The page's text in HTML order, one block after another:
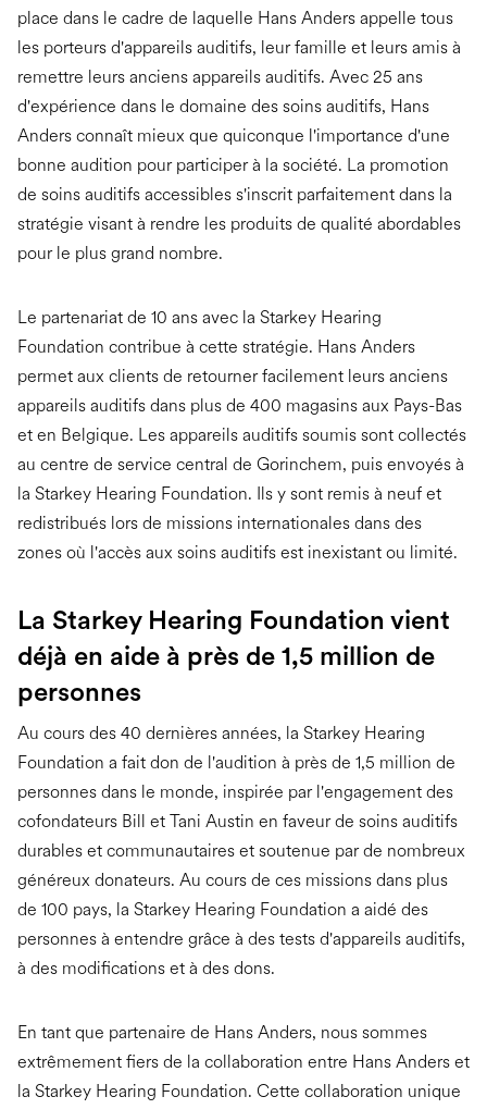
place dans le cadre de laquelle Hans Anders appelle tous
les porteurs d'appareils auditifs, leur famille et leurs amis à
remettre leurs anciens appareils auditifs. Avec 25 ans
d'expérience dans le domaine des soins auditifs, Hans
Anders connaît mieux que quiconque l'importance d'une
bonne audition pour participer à la société. La promotion
de soins auditifs accessibles s'inscrit parfaitement dans la
stratégie visant à rendre les produits de qualité abordables
pour le plus grand nombre.
Le partenariat de 10 ans avec la Starkey Hearing
Foundation contribue à cette stratégie. Hans Anders
permet aux clients de retourner facilement leurs anciens
appareils auditifs dans plus de 400 magasins aux Pays-Bas
et en Belgique. Les appareils auditifs soumis sont collectés
au centre de service central de Gorinchem, puis envoyés à
la Starkey Hearing Foundation. Ils y sont remis à neuf et
redistribués lors de missions internationales dans des
zones où l'accès aux soins auditifs est inexistant ou limité.
La Starkey Hearing Foundation vient
déjà en aide à près de 1,5 million de
personnes
Au cours des 40 dernières années, la Starkey Hearing
Foundation a fait don de l'audition à près de 1,5 million de
personnes dans le monde, inspirée par l'engagement des
cofondateurs Bill et Tani Austin en faveur de soins auditifs
durables et communautaires et soutenue par de nombreux
généreux donateurs. Au cours de ces missions dans plus
de 100 pays, la Starkey Hearing Foundation a aidé des
personnes à entendre grâce à des tests d'appareils auditifs,
à des modifications et à des dons.
En tant que partenaire de Hans Anders, nous sommes
extrêmement fiers de la collaboration entre Hans Anders et
la Starkey Hearing Foundation. Cette collaboration unique